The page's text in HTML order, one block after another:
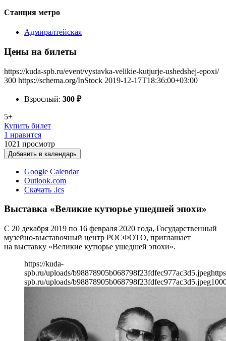
Станция метро
Адмиралтейская
Цены на билеты
https://kuda-spb.ru/event/vystavka-velikie-kutjurje-ushedshej-epoxi/
300 https://schema.org/InStock 2019-12-17T18:36:00+03:00
Взрослый: 300 ₽
5+
Купить билет
1 нравится
1021 просмотр
Добавить в календарь
Google Calendar
Outlook.com
Скачать .ics
Выставка «Великие кутюрье ушедшей эпохи»
С 20 декабря 2019 по 16 февраля 2020 года, Государственный
музейно-выставочный центр РОСФОТО, приглашает
на выставку «Великие кутюрье ушедшей эпохи».
https://kuda-
spb.ru/uploads/b98878905b068798f23fdfec977ac3d5.jpeg
spb.ru/uploads/b98878905b068798f23fdfec977ac3d5.jpeg